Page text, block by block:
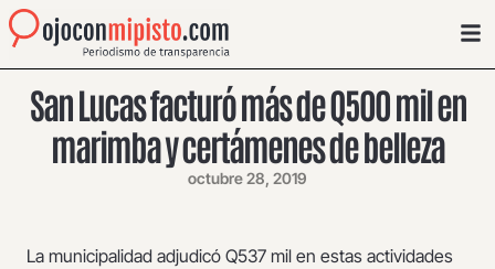
San Lucas facturó más de Q500 mil en
marimba y certámenes de belleza
octubre 28, 2019
La municipalidad adjudicó Q537 mil en estas actividades